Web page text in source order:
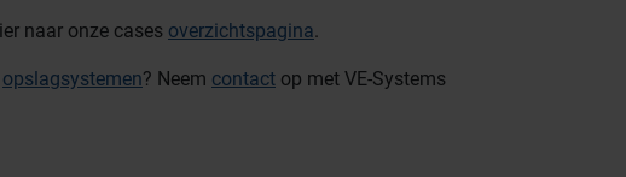
naar onze cases overzichtspagina.
opslagsystemen? Neem contact op met VE-Systems